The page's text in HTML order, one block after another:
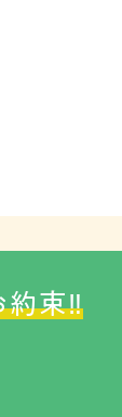
約束‼